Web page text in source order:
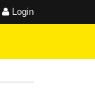
Login